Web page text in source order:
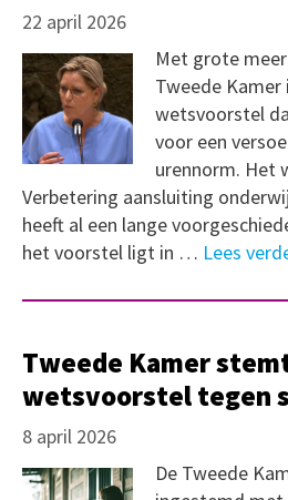
22 april 2026
Met grote
Tweede
wetsvoorstel
voor een
urennorm. Het
Verbetering aansluiting
heeft al een lange
het voorstel ligt in … Lees
Tweede Kamer
wetsvoorstel tegen
8 april 2026
De Tweede